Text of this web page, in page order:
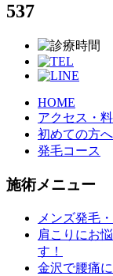
537
HOME
アクセス・
初めての方へ
発毛コース
施術メニュー
メンズ発毛
肩こりにお
す！
金沢で腰痛